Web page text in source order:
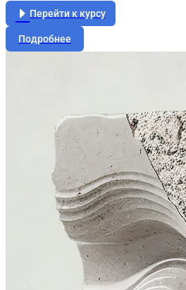
Перейти к курсу
Подробнее